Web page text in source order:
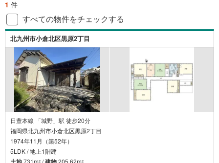
1 件
すべての物件をチェックする
北九州市小倉北区黒原2丁目
日豊本線 「城野」駅 徒歩20分
福岡県北九州市小倉北区黒原2丁目
1974年11月（築52年）
5LDK / 地上1階建
731m2 / 205.62m2